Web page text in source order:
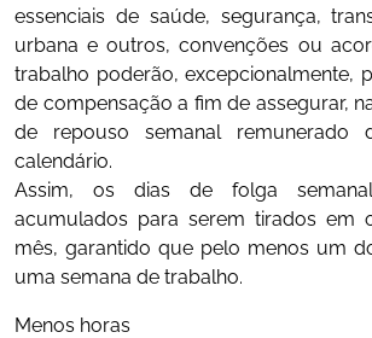
essenciais de saúde, segurança,
urbana e outros, convenções ou
trabalho poderão, excepcionalmente,
de compensação a fim de assegurar,
de repouso semanal remunerado
calendário.
Assim, os dias de folga
acumulados para serem tirados em
mês, garantido que pelo menos um
uma semana de trabalho.
Menos horas